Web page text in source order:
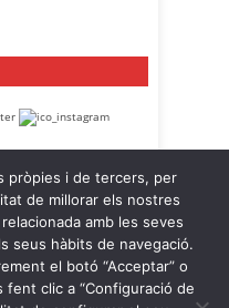
by OnaCat.Ràdio
pròpies i de tercers, per
de millorar els nostres
amb les seves
seus hàbits de navegació.
el botó “Acceptar” o
clic a “Configuració de